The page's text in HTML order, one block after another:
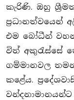
කැරිණි. ඔහු
ප‍්‍රධානත්වයෙන්
එම බෝධීන්
විත් අකුරැස්සේ
ගම්මානවල
කළේය.